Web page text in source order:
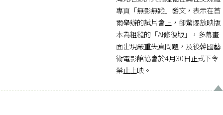
專頁「無影無蹤」發文，表示在首
爾舉辦的試片會上，卻驚爆放映版
本為粗糙的「AI修復版」，多幕畫
面出現嚴重失真問題，及後韓國藝
術電影館協會於4月30日正式下令
禁止上映。